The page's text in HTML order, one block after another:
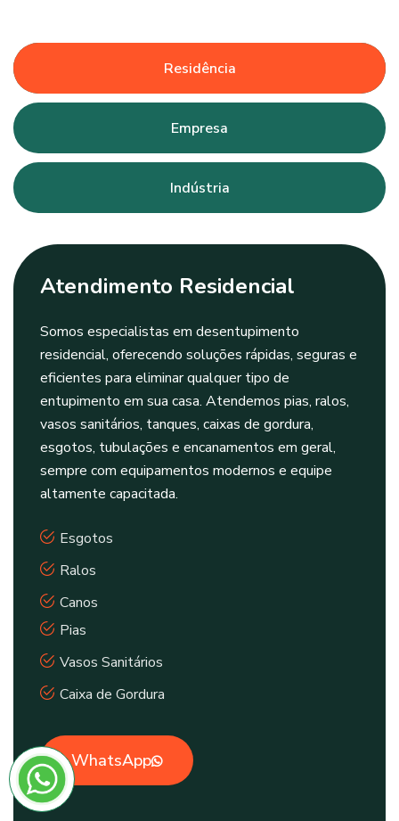
Residência
Empresa
Indústria
Atendimento Residencial
Somos especialistas em desentupimento
residencial, oferecendo soluções rápidas, seguras e
eficientes para eliminar qualquer tipo de
entupimento em sua casa. Atendemos pias, ralos,
vasos sanitários, tanques, caixas de gordura,
esgotos, tubulações e encanamentos em geral,
sempre com equipamentos modernos e equipe
altamente capacitada.
Esgotos
Ralos
Canos
Pias
Vasos Sanitários
Caixa de Gordura
WhatsApp